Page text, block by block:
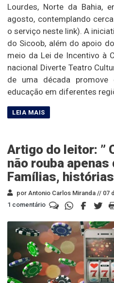
Lourdes, Norte da Bahia,
agosto, contemplando
o serviço neste link). A
do Sicoob, além do apoio
meio da Lei de Incentivo à
nacional Diverte Teatro
de uma década
educação em diferentes
Artigo do leitor: ”
não rouba
Famílias,
por Antonio Carlos Miranda // 07
1 comentário